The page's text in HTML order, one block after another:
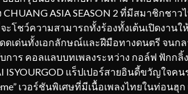
CHUANG ASIA SEASON 2 ที่มีสมาชิกชาว
โชว์ความสามารถทั้งร้องทั้งเต้นเปิดงานให้
ดเด่นทั้งเอกลักษณ์และฝีมือทางดนตรี จนก
การ คอลแลบบทเพลงระหว่าง กอล์ฟ ฟักกลิ้
ISYOURGOD แร็ปเปอร์สายอินดี้ขวัญใจ
เวอร์ชันพิเศษที่มีเนื้อเพลงไทยในท่อน